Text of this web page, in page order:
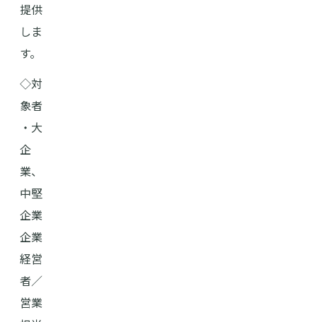
提供
しま
す。
◇対
象者
・大
企
業、
中堅
企業
企業
経営
者／
営業